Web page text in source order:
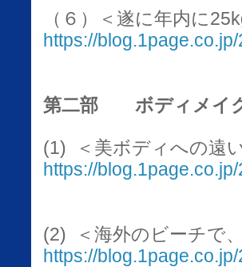
（６）＜遂に年内に
https://
第二部 ボディメイ
(1)
＜美ボディへの遠
https://
(2)
＜海外のビーチで
https://